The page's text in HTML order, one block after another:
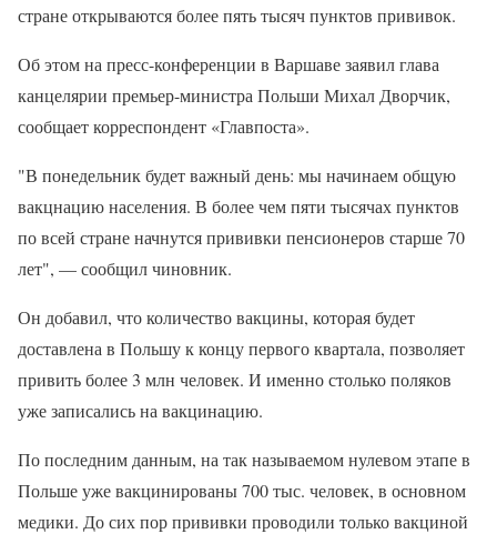
стране открываются более пять тысяч пунктов прививок.
Об этом на пресс-конференции в Варшаве заявил глава
канцелярии премьер-министра Польши Михал Дворчик,
сообщает корреспондент «Главпоста».
"В понедельник будет важный день: мы начинаем общую
вакцнацию населения. В более чем пяти тысячах пунктов
по всей стране начнутся прививки пенсионеров старше 70
лет", — сообщил чиновник.
Он добавил, что количество вакцины, которая будет
доставлена в Польшу к концу первого квартала, позволяет
привить более 3 млн человек. И именно столько поляков
уже записались на вакцинацию.
По последним данным, на так называемом нулевом этапе в
Польше уже вакцинированы 700 тыс. человек, в основном
медики. До сих пор прививки проводили только вакциной